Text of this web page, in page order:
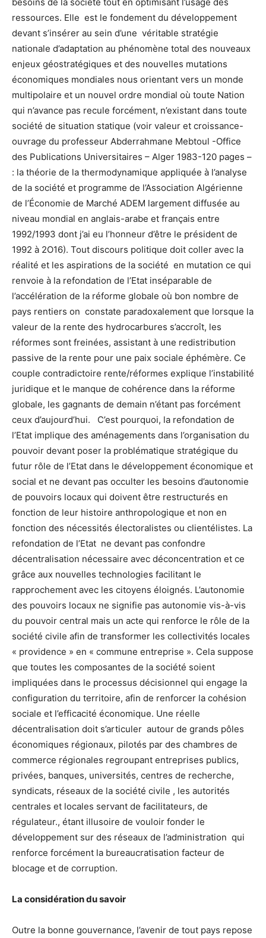
ressources. Elle est le fondement du développement
devant s’insérer au sein d’une véritable stratégie
nationale d’adaptation au phénomène total des nouveaux
enjeux géostratégiques et des nouvelles mutations
économiques mondiales nous orientant vers un monde
multipolaire et un nouvel ordre mondial où toute Nation
qui n’avance pas recule forcément, n’existant dans toute
société de situation statique (voir valeur et croissance-
ouvrage du professeur Abderrahmane Mebtoul -Office
des Publications Universitaires – Alger 1983-120 pages –
: la théorie de la thermodynamique appliquée à l’analyse
de la société et programme de l’Association Algérienne
de l’Économie de Marché ADEM largement diffusée au
niveau mondial en anglais-arabe et français entre
1992/1993 dont j’ai eu l’honneur d’être le président de
1992 à 2O16). Tout discours politique doit coller avec la
réalité et les aspirations de la société en mutation ce qui
renvoie à la refondation de l’Etat inséparable de
l’accélération de la réforme globale où bon nombre de
pays rentiers on constate paradoxalement que lorsque la
valeur de la rente des hydrocarbures s’accroît, les
réformes sont freinées, assistant à une redistribution
passive de la rente pour une paix sociale éphémère. Ce
couple contradictoire rente/réformes explique l’instabilité
juridique et le manque de cohérence dans la réforme
globale, les gagnants de demain n’étant pas forcément
ceux d’aujourd’hui. C’est pourquoi, la refondation de
l’Etat implique des aménagements dans l’organisation du
pouvoir devant poser la problématique stratégique du
futur rôle de l’Etat dans le développement économique et
social et ne devant pas occulter les besoins d’autonomie
de pouvoirs locaux qui doivent être restructurés en
fonction de leur histoire anthropologique et non en
fonction des nécessités électoralistes ou clientélistes. La
refondation de l’Etat ne devant pas confondre
décentralisation nécessaire avec déconcentration et ce
grâce aux nouvelles technologies facilitant le
rapprochement avec les citoyens éloignés. L’autonomie
des pouvoirs locaux ne signifie pas autonomie vis-à-vis
du pouvoir central mais un acte qui renforce le rôle de la
société civile afin de transformer les collectivités locales
« providence » en « commune entreprise ». Cela suppose
que toutes les composantes de la société soient
impliquées dans le processus décisionnel qui engage la
configuration du territoire, afin de renforcer la cohésion
sociale et l’efficacité économique. Une réelle
décentralisation doit s’articuler autour de grands pôles
économiques régionaux, pilotés par des chambres de
commerce régionales regroupant entreprises publics,
privées, banques, universités, centres de recherche,
syndicats, réseaux de la société civile , les autorités
centrales et locales servant de facilitateurs, de
régulateur., étant illusoire de vouloir fonder le
développement sur des réseaux de l’administration qui
renforce forcément la bureaucratisation facteur de
blocage et de corruption.
La considération du savoir
Outre la bonne gouvernance, l’avenir de tout pays repose